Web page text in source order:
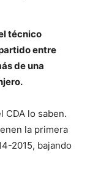
técnico
entre
de una
CDA lo saben.
la primera
2015, bajando